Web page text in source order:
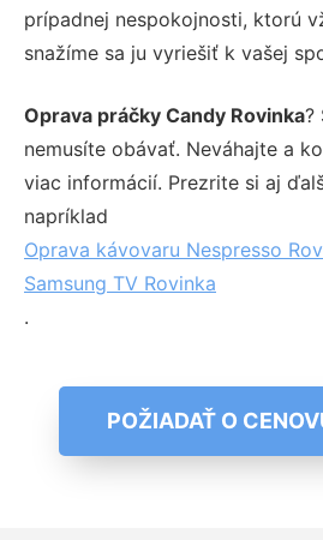
prípadnej nespokojnosti, ktorú
snažíme sa ju vyriešiť k vašej
Oprava práčky Candy Rovinka?
nemusíte obávať. Neváhajte a
viac informácií. Prezrite si aj
napríklad
Oprava kávovaru Nespresso
Samsung TV Rovinka
.
POŽIADAŤ O